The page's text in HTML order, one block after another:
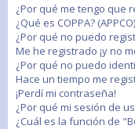
¿Por qué me tengo que
¿Qué es COPPA? (APPCO)
¿Por qué no puedo
Me he registrado ¡y no
¿Por qué no puedo
Hace un tiempo me
¡Perdí mi contraseña!
¿Por qué mi sesión de
¿Cuál es la función de